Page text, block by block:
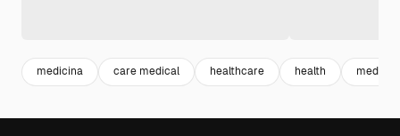
medicina care medical healthcare health medical